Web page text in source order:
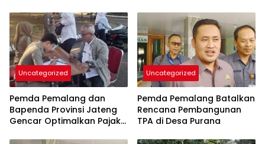
Uncategorized
Pemda Pemalang dan
Bapenda Provinsi Jateng
Gencar Optimalkan Pajak
Uncategorized
Pemda Pemalang Batalkan
Rencana Pembangunan
TPA di Desa Purana